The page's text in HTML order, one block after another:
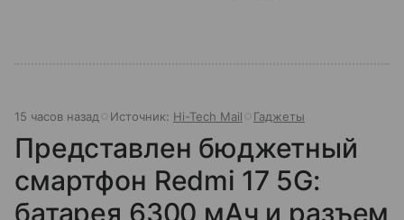
15 часов назад Источник: Hi-Tech Mail Гаджеты
Представлен бюджетный
смартфон Redmi 17 5G:
батарея 6300 мАч и разъем